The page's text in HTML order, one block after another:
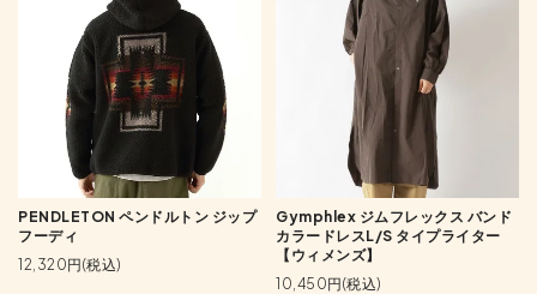
PENDLETON ペンドルトン ジップ
フーディ
12,320円(税込)
Gymphlex ジムフレックス バンド
カラードレスL/S タイプライター
【ウィメンズ】
10,450円(税込)